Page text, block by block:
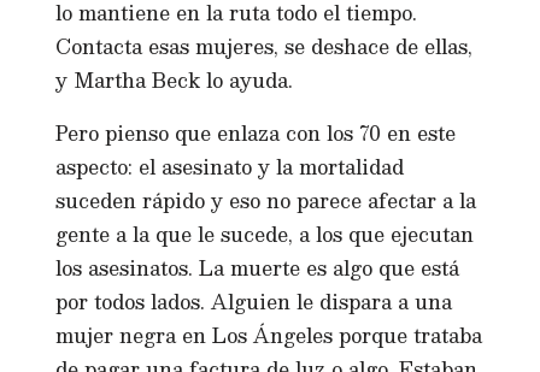
lo mantiene en la ruta todo el tiempo.
Contacta esas mujeres, se deshace de ellas,
y Martha Beck lo ayuda.
Pero pienso que enlaza con los 70 en este
aspecto: el asesinato y la mortalidad
suceden rápido y eso no parece afectar a la
gente a la que le sucede, a los que ejecutan
los asesinatos. La muerte es algo que está
por todos lados. Alguien le dispara a una
mujer negra en Los Ángeles porque trataba